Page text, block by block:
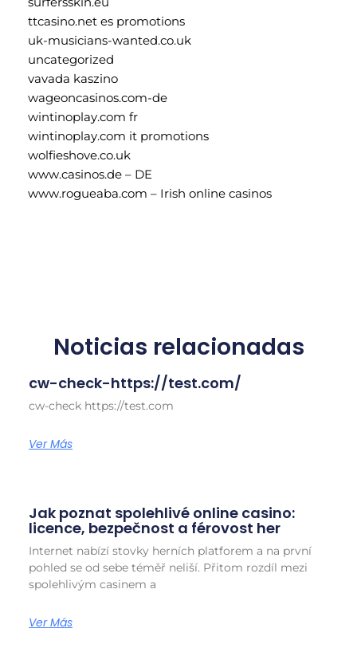
ttcasino.net es promotions
uk-musicians-wanted.co.uk
uncategorized
vavada kaszino
wageoncasinos.com-de
wintinoplay.com fr
wintinoplay.com it promotions
wolfieshove.co.uk
www.casinos.de – DE
www.rogueaba.com – Irish online casinos
Noticias relacionadas
cw-check-https://test.com/
cw-check https://test.com
Ver Más
Jak poznat spolehlivé online casino:
licence, bezpečnost a férovost her
Internet nabízí stovky herních platforem a na první
pohled se od sebe téměř neliší. Přitom rozdíl mezi
spolehlivým casinem a
Ver Más